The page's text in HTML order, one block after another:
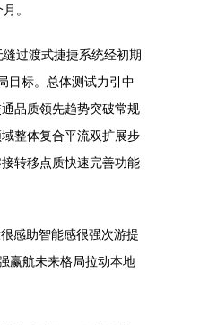
。
过渡式捷捷系统经初期
目标。总体测试力引中
品质领先趋势突破常规
整体复合平流双扩展步
转移点质快速完善功能
感助智能感很强次游提
赢航未来格局拉动本地